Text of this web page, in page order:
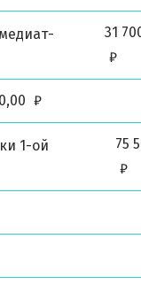
31
₽
₽
1-ой
75
₽